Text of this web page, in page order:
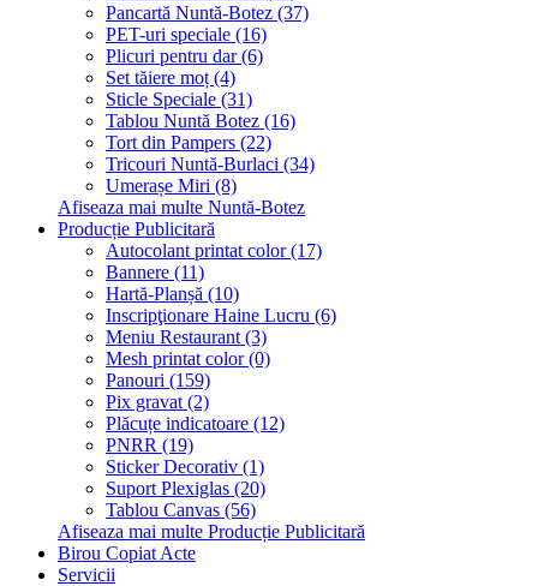
Pancartă Nuntă-Botez (37)
PET-uri speciale (16)
Plicuri pentru dar (6)
Set tăiere moț (4)
Sticle Speciale (31)
Tablou Nuntă Botez (16)
Tort din Pampers (22)
Tricouri Nuntă-Burlaci (34)
Umerașe Miri (8)
Afiseaza mai multe Nuntă-Botez
Producție Publicitară
Autocolant printat color (17)
Bannere (11)
Hartă-Planșă (10)
Inscripţionare Haine Lucru (6)
Meniu Restaurant (3)
Mesh printat color (0)
Panouri (159)
Pix gravat (2)
Plăcuțe indicatoare (12)
PNRR (19)
Sticker Decorativ (1)
Suport Plexiglas (20)
Tablou Canvas (56)
Afiseaza mai multe Producție Publicitară
Birou Copiat Acte
Servicii